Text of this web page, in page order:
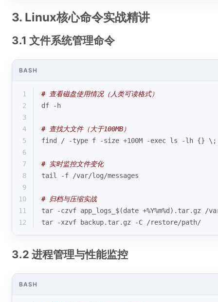
3. Linux核心命令实战精讲
3.1 文件系统管理命令
BASH
1
# 查看磁盘使用情况（人类可读格式）
2
df -h
3
4
# 查找大文件（大于100MB）
5
find / -type f -size +100M -exec ls -lh {} \;
6
7
# 实时监控文件变化
8
tail -f /var/log/messages
9
10
# 归档与压缩实战
11
tar -czvf app_logs_$(date +%Y%m%d).tar.gz /
12
tar -xzvf backup.tar.gz -C /restore/path/
3.2 进程管理与性能监控
BASH